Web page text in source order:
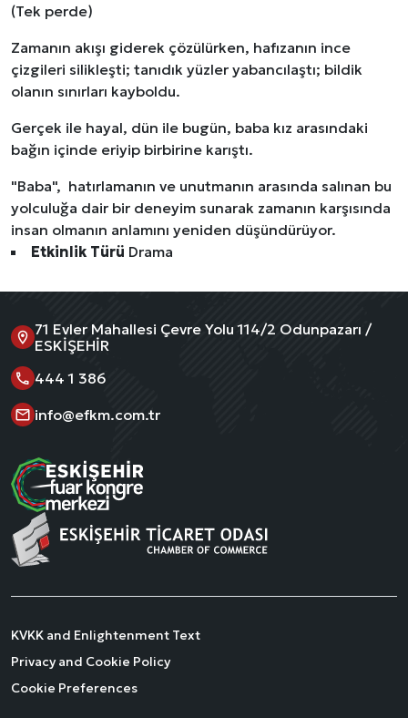
(Tek perde)
Zamanın akışı giderek çözülürken, hafızanın ince
çizgileri silikleşti; tanıdık yüzler yabancılaştı; bildik
olanın sınırları kayboldu.
Gerçek ile hayal, dün ile bugün, baba kız arasındaki
bağın içinde eriyip birbirine karıştı.
"Baba", hatırlamanın ve unutmanın arasında salınan bu
yolculuğa dair bir deneyim sunarak zamanın karşısında
insan olmanın anlamını yeniden düşündürüyor.
Etkinlik Türü Drama
71 Evler Mahallesi Çevre Yolu 114/2 Odunpazarı /
ESKİŞEHİR
444 1 386
info@efkm.com.tr
KVKK and Enlightenment Text
Privacy and Cookie Policy
Cookie Preferences